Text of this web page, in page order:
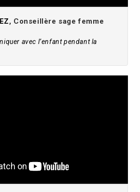
, Conseillère sage femme
avec l’enfant pendant la